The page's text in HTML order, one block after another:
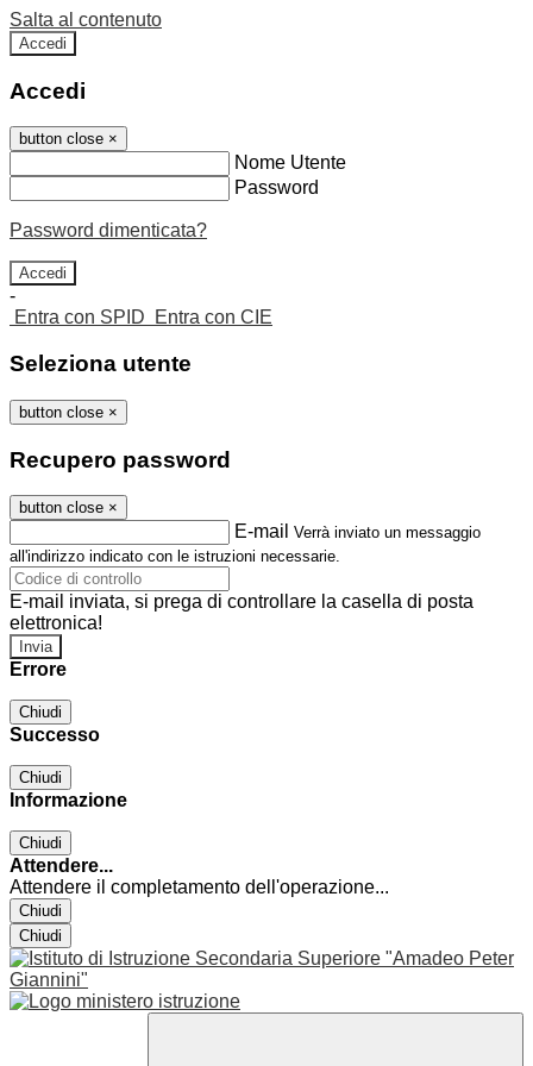
Salta al contenuto
Accedi
Accedi
button close ×
Nome Utente
Password
Password dimenticata?
-
Entra con SPID
Entra con CIE
Seleziona utente
button close ×
Recupero password
button close ×
E-mail Verrà inviato un messaggio
all'indirizzo indicato con le istruzioni necessarie.
E-mail inviata, si prega di controllare la casella di posta
elettronica!
Errore
Chiudi
Successo
Chiudi
Informazione
Chiudi
Attendere...
Attendere il completamento dell'operazione...
Chiudi
Chiudi